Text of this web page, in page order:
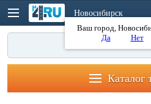
Новосибирск
Ваш город,
Да
Нет
Каталог